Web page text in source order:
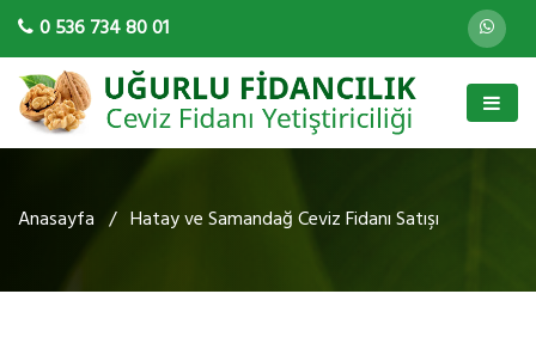
0 536 734 80 01
Anasayfa / Hatay ve Samandağ Ceviz Fidanı Satışı